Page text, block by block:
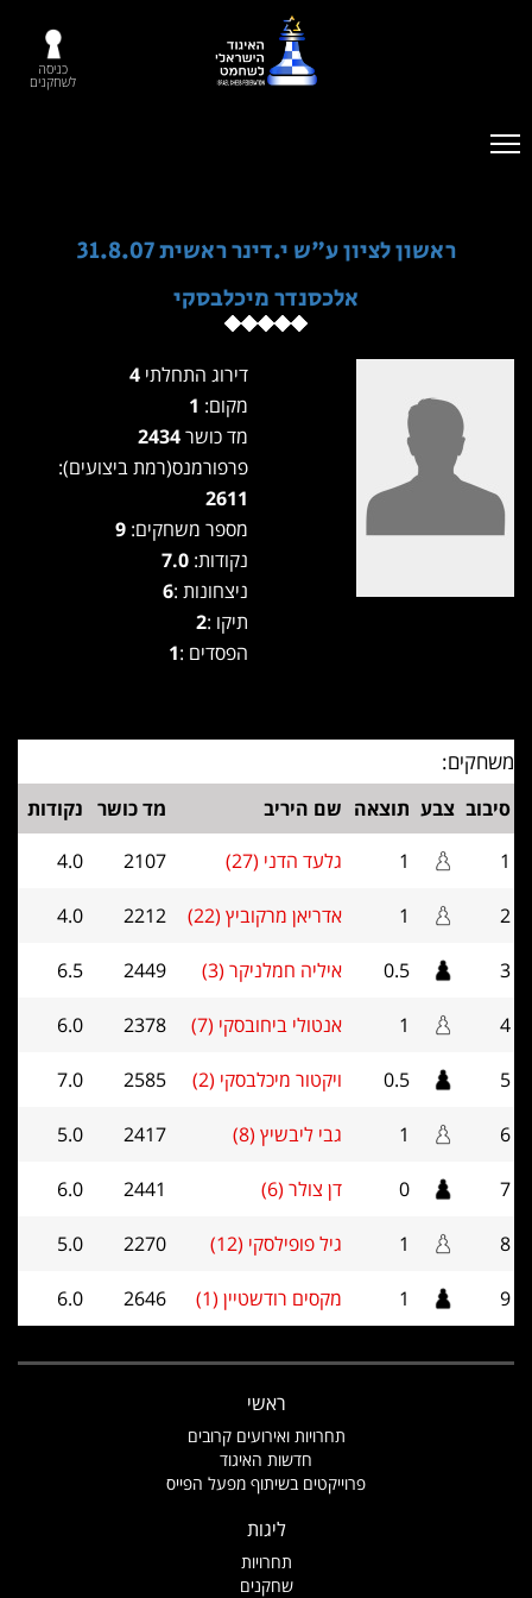
כניסה
לשחקנים
ראשון לציון ע"ש י.דינר ראשית 31.8.07
אלכסנדר מיכלבסקי
דירוג התחלתי
מקום:
מד כושר
פרפורמנס(רמת ביצועים):
2611
מספר משחקים:
נקודות: 7.0
ניצחונות :6
תיקו :2
הפסדים :1
משחקים:
סיבוב צבע תוצאה שם היריב מד כושר נקודות
1
1 גלעד הדני (27) 2107
4.0
2
1 אדריאן מרקוביץ (22) 2212
4.0
3
0.5 איליה חמלניקר (3) 2449
6.5
4
1 אנטולי ביחובסקי (7) 2378
6.0
5
0.5 ויקטור מיכלבסקי (2) 2585
7.0
6
1 גבי ליבשיץ (8) 2417
5.0
7
0 דן צולר (6) 2441
6.0
8
1 גיל פופילסקי (12) 2270
5.0
9
1 מקסים רודשטיין (1) 2646
6.0
ראשי
תחרויות ואירועים קרובים
חדשות האיגוד
פרוייקטים בשיתוף מפעל הפייס
ליגות
תחרויות
שחקנים